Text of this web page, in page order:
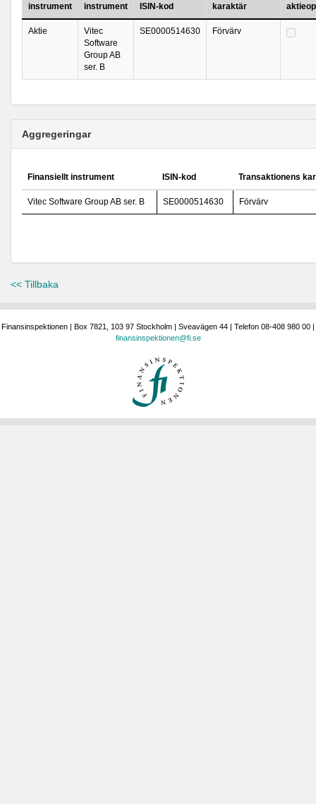
instrument
instrument
ISIN-kod
karaktär
Aktie
Vitec
Software
Group AB
ser. B
SE0000514630 Förvärv
Aggregeringar
Finansiellt instrument ISIN-kod Transaktionens
Vitec Software Group AB ser. B SE0000514630 Förvärv
<< Tillbaka
Finansinspektionen | Box 7821, 103 97 Stockholm | Sveavägen 44 | Telefon 08-408 980 00 |
finansinspektionen@fi.se